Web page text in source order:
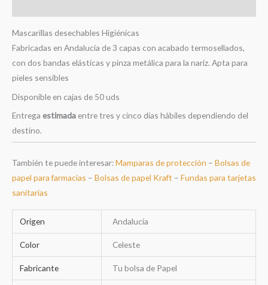
Mascarillas desechables Higiénicas
Fabricadas en Andalucía de 3 capas con acabado termosellados,
con dos bandas elásticas y pinza metálica para la nariz. Apta para
pieles sensibles
Disponible en cajas de 50 uds
Entrega estimada entre tres y cinco días hábiles dependiendo del
destino.
También te puede interesar:Mamparas de protección – Bolsas de
papel para farmacias – Bolsas de papel Kraft – Fundas para tarjetas
sanitarias
Origen Andalucía
Color Celeste
Fabricante Tu bolsa de Papel